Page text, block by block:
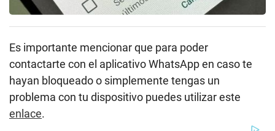
Es importante mencionar que para poder
contactarte con el aplicativo WhatsApp en caso te
hayan bloqueado o simplemente tengas un
problema con tu dispositivo puedes utilizar este
enlace.